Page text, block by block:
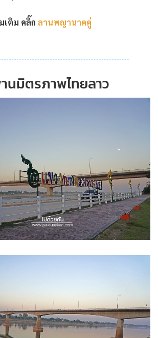
เติม คลิ๊ก ลานพญานาคคู่
นมิตรภาพไทยลาว